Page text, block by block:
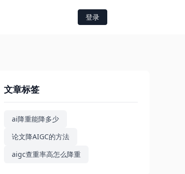
登录
文章标签
ai降重能降多少
论文降AIGC的方法
aigc查重率高怎么降重